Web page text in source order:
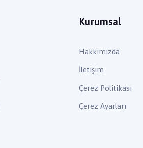
Kurumsal
Hakkımızda
İletişim
Çerez Politikası
Çerez Ayarları